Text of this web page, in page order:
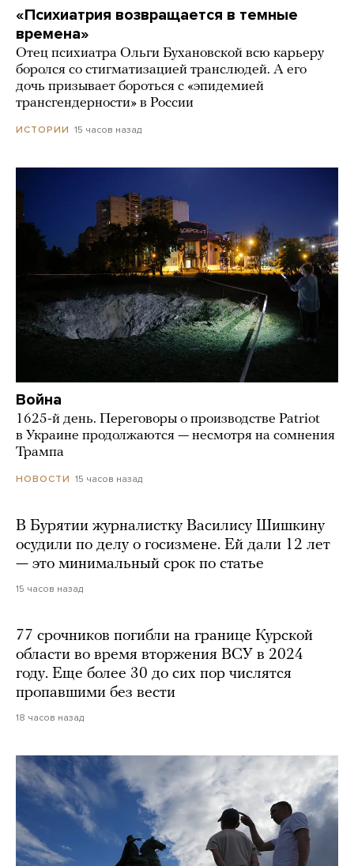
«Психиатрия возвращается в темные
времена»
Отец психиатра Ольги Бухановской всю карьеру
боролся со стигматизацией транслюдей. А его
дочь призывает бороться с «эпидемией
трансгендерности» в России
ИСТОРИИ 15 часов назад
Война
1625-й день. Переговоры о производстве Patriot
в Украине продолжаются — несмотря на сомнения
Трампа
НОВОСТИ 15 часов назад
В Бурятии журналистку Василису Шишкину
осудили по делу о госизмене. Ей дали 12 лет
— это минимальный срок по статье
15 часов назад
77 срочников погибли на границе Курской
области во время вторжения ВСУ в 2024
году. Еще более 30 до сих пор числятся
пропавшими без вести
18 часов назад